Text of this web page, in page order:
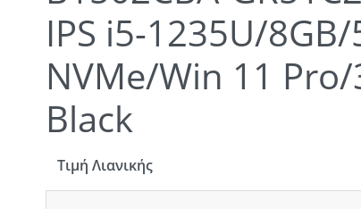
IPS i5-1235U/8GB/
NVMe/Win 11
Black
Τιμή Λιανικής